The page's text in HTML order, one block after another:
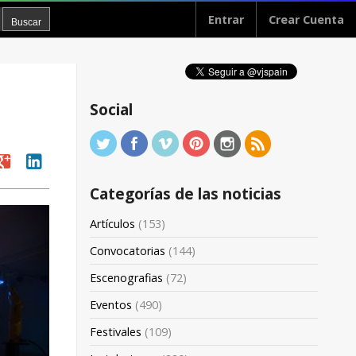
Entrar Crear Cuenta
linkedin
Social
Categorías de las noticias
Artículos (153)
Convocatorias (144)
Escenografias (72)
Eventos (490)
Festivales (109)